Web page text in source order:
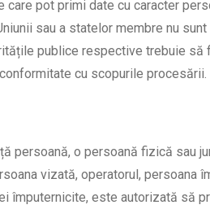
pot primi date cu caracter
sau a statelor membre nu
publice respective trebuie să
cu scopurile procesării.
persoană, o persoană fizică sau
vizată, operatorul, persoana
împuternicite, este autorizată să